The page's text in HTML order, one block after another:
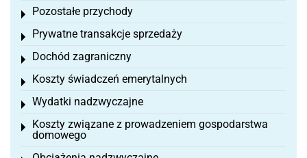
Pozostałe przychody
Toggle menu
Prywatne transakcje sprzedaży
Toggle menu
Dochód zagraniczny
Toggle menu
Koszty świadczeń emerytalnych
Toggle menu
Wydatki nadzwyczajne
Toggle menu
Koszty związane z prowadzeniem gospodarstwa
domowego
Toggle menu